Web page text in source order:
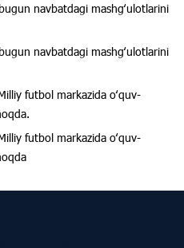
navbatdagi mashgʻulotlarini
navbatdagi mashgʻulotlarini
futbol markazida oʻquv-
futbol markazida oʻquv-